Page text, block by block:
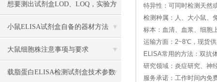
想要测出试剂盒LOD、LOQ，实验方
案该怎么搭建？
小鼠ELISA试剂盒自备的器材方法
大鼠细胞株注意事项与要求
载脂蛋白ELISA检测试剂盒技术参数
特异性：可同时检测天然
检测种属：人、大小鼠、
标本：血清、血浆、细胞
运输方面：2~8℃，现货
ELISA常用的方法：双抗
研究领域：炎症研究、神
服务承诺：工作时间内免